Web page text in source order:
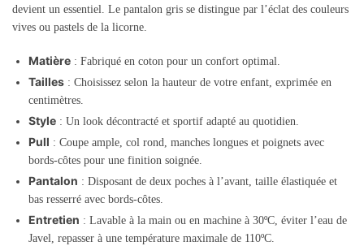
devient un essentiel. Le pantalon gris se distingue par l’éclat des couleurs
vives ou pastels de la licorne.
Matière : Fabriqué en coton pour un confort optimal.
Tailles : Choisissez selon la hauteur de votre enfant, exprimée en
centimètres.
Style : Un look décontracté et sportif adapté au quotidien.
Pull : Coupe ample, col rond, manches longues et poignets avec
bords-côtes pour une finition soignée.
Pantalon : Disposant de deux poches à l’avant, taille élastiquée et
bas resserré avec bords-côtes.
Entretien : Lavable à la main ou en machine à 30ºC, éviter l’eau de
Javel, repasser à une température maximale de 110ºC.